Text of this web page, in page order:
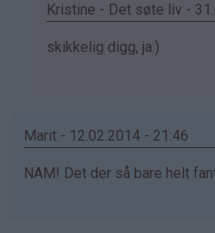
Kristine - Det søte liv -
Som
Meg
bekreftet)
skikkelig digg, ja:)
Marit - 12.02.2014 - 21:46
NAM! Det der så bare helt